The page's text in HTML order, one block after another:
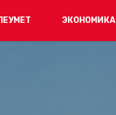
ЭКОНОМИКА